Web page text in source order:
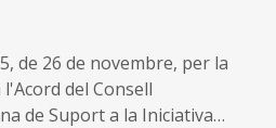
de 26 de novembre, per la
del Consell
de Suport a la Iniciativa